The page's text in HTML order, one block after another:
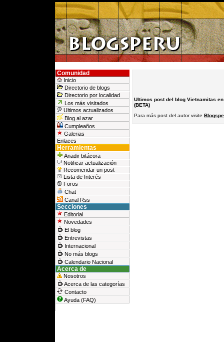
Comunidad
Inicio
Directorio de blogs
Directorio por localidad
Los más visitados
Ultimos actualizados
Blog al azar
Cumpleaños
Galerias
Enlaces
Herramientas
Anadir bitácora
Notificar actualización
Recomendar un post
Lista de Interés
Foros
Chat
Canal Rss
Secciones
Editorial
Novedades
El blog
Entrevistas
Internacional
No más blogs
Calendario Nacional
Acerca de
Nosotros
Acerca de las categorías
Contacto
Ayuda (FAQ)
Ultimos post del blog Vietnamitas
(BETA)
Para más post del autor visite